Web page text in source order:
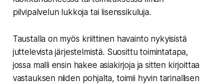
pilvipalvelun lukkoja tai lisenssikuluja.
Taustalla on myös kriittinen havainto nykyisistä
juttelevista järjestelmistä. Suosittu toimintatapa,
jossa malli ensin hakee asiakirjoja ja sitten kirjoittaa
vastauksen niiden pohjalta, toimii hyvin tarinallisen